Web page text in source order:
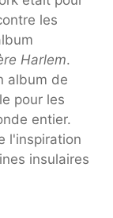
les
Harlem.
album de
pour les
entier.
l'inspiration
insulaires